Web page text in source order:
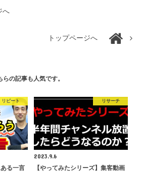
へ
トップページへ
らの記事も人気です。
リピート
る一言
リサーチ
2023.9.6
【やってみたシリーズ】集客動画